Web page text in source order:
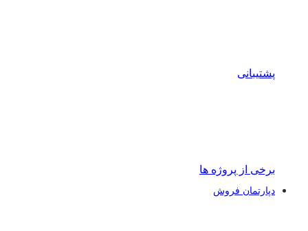
پشتیبانی
برخی از پروژه ها
دپارتمان فروش